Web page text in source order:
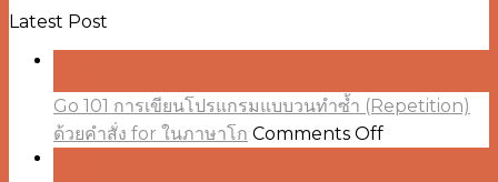
Latest Post
Go 101 การเขียนโปรแกรมแบบวนทำซ้ำ (Repetition)
ด้วยคำสั่ง for ในภาษาโก Comments Offon
Go